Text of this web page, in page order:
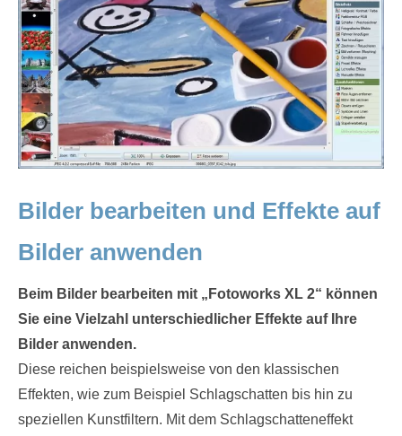
Bilder bearbeiten und Effekte auf
Bilder anwenden
Beim Bilder bearbeiten mit „Fotoworks XL 2“ können
Sie eine Vielzahl unterschiedlicher Effekte auf Ihre
Bilder anwenden.
Diese reichen beispielsweise von den klassischen
Effekten, wie zum Beispiel Schlagschatten bis hin zu
speziellen Kunstfiltern. Mit dem Schlagschatteneffekt